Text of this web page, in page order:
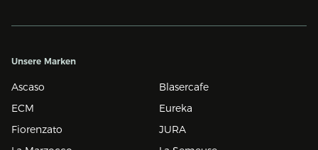
Unsere Marken
Ascaso
Blasercafe
ECM
Eureka
Fiorenzato
JURA